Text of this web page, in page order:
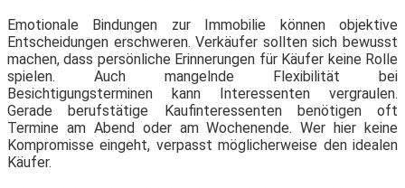
Emotionale Bindungen zur Immobilie können objektive
Entscheidungen erschweren. Verkäufer sollten sich bewusst
machen, dass persönliche Erinnerungen für Käufer keine Rolle
spielen. Auch mangelnde Flexibilität bei
Besichtigungsterminen kann Interessenten vergraulen.
Gerade berufstätige Kaufinteressenten benötigen oft
Termine am Abend oder am Wochenende. Wer hier keine
Kompromisse eingeht, verpasst möglicherweise den idealen
Käufer.